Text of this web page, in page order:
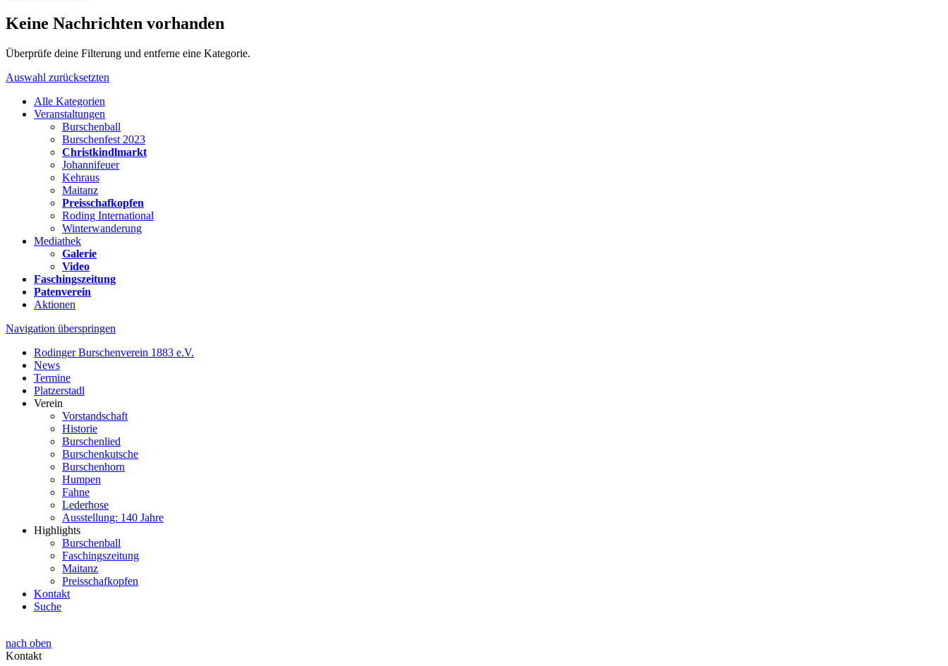
Keine Nachrichten vorhanden
Überprüfe deine Filterung und entferne eine Kategorie.
Auswahl zurücksetzten
Alle Kategorien
Veranstaltungen
Burschenball
Burschenfest 2023
Christkindlmarkt
Johannifeuer
Kehraus
Maitanz
Preisschafkopfen
Roding International
Winterwanderung
Mediathek
Galerie
Video
Faschingszeitung
Patenverein
Aktionen
Navigation überspringen
Rodinger Burschenverein 1883 e.V.
News
Termine
Platzerstadl
Verein
Vorstandschaft
Historie
Burschenlied
Burschenkutsche
Burschenhorn
Humpen
Fahne
Lederhose
Ausstellung: 140 Jahre
Highlights
Burschenball
Faschingszeitung
Maitanz
Preisschafkopfen
Kontakt
Suche
nach oben
Kontakt